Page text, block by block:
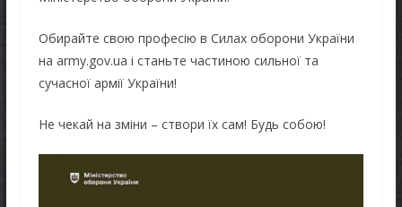
Обирайте свою професію в Силах оборони України
на army.gov.ua і станьте частиною сильної та
сучасної армії України!
Не чекай на зміни – створи їх сам! Будь собою!